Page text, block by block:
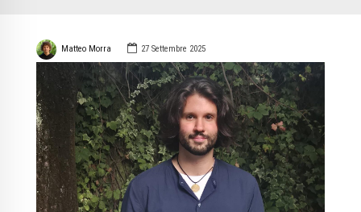
Matteo Morra 27 Settembre 2025